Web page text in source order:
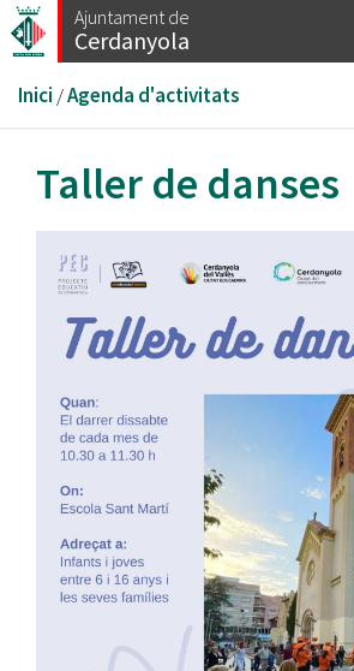
Vés
al
Ajuntament de
Cerdanyola
Esteu
aquí
Inici /Agenda d'activitats
Taller de danses